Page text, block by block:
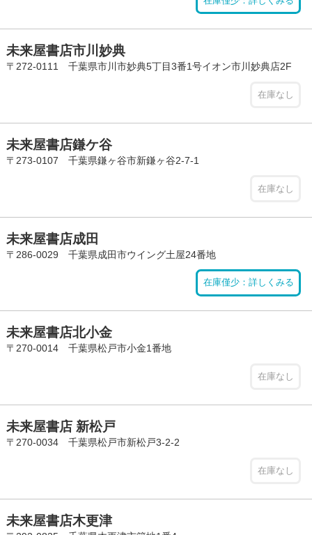
未来屋書店市川妙典
〒272-0111 千葉県市川市妙典5丁目3番1号イオン市川妙典店2F
在庫なし
未来屋書店鎌ケ谷
〒273-0107 千葉県鎌ヶ谷市新鎌ヶ谷2-7-1
在庫なし
未来屋書店成田
〒286-0029 千葉県成田市ウイング土屋24番地
在庫僅少：詳しくみる
未来屋書店北小金
〒270-0014 千葉県松戸市小金1番地
在庫なし
未来屋書店 新松戸
〒270-0034 千葉県松戸市新松戸3-2-2
在庫なし
未来屋書店木更津